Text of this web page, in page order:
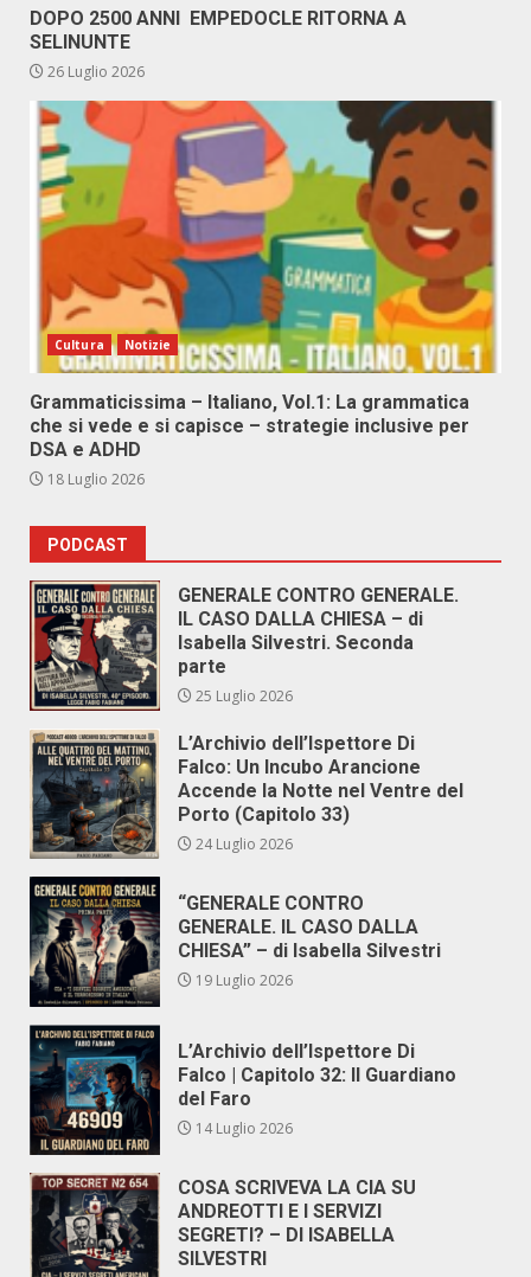
DOPO 2500 ANNI EMPEDOCLE RITORNA A
SELINUNTE
26 Luglio 2026
Cultura Notizie
Grammaticissima – Italiano, Vol.1: La grammatica
che si vede e si capisce – strategie inclusive per
DSA e ADHD
18 Luglio 2026
PODCAST
GENERALE CONTRO GENERALE.
IL CASO DALLA CHIESA – di
Isabella Silvestri. Seconda
parte
25 Luglio 2026
L’Archivio dell’Ispettore Di
Falco: Un Incubo Arancione
Accende la Notte nel Ventre del
Porto (Capitolo 33)
24 Luglio 2026
“GENERALE CONTRO
GENERALE. IL CASO DALLA
CHIESA” – di Isabella Silvestri
19 Luglio 2026
L’Archivio dell’Ispettore Di
Falco | Capitolo 32: Il Guardiano
del Faro
14 Luglio 2026
COSA SCRIVEVA LA CIA SU
ANDREOTTI E I SERVIZI
SEGRETI? – DI ISABELLA
SILVESTRI